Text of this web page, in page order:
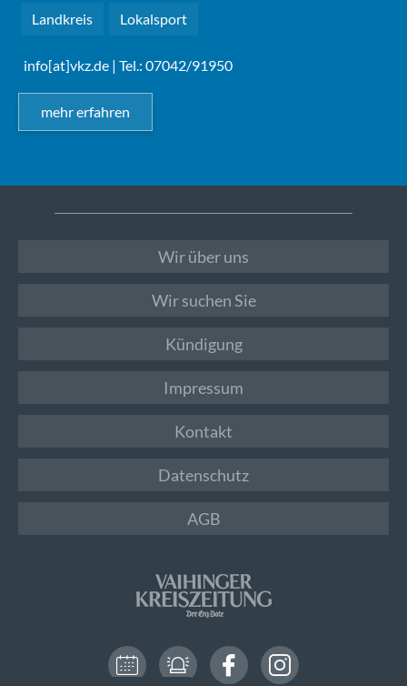
Landkreis Lokalsport
info[at]vkz.de | Tel.: 07042/91950
mehr erfahren
Wir über uns
Wir suchen Sie
Kündigung
Impressum
Kontakt
Datenschutz
AGB